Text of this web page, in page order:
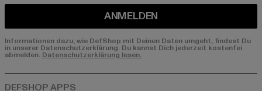
ANMELDEN
Informationen dazu, wie DefShop mit Deinen Daten umgeht, findest Du
in unserer Datenschutzerklärung. Du kannst Dich jederzeit kostenfei
abmelden. Datenschutzerklärung lesen.